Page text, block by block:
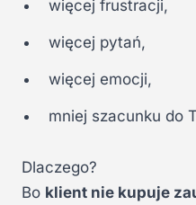
więcej frustracji,
więcej pytań,
więcej emocji,
mniej szacunku do
Dlaczego?
Bo klient nie kupuje